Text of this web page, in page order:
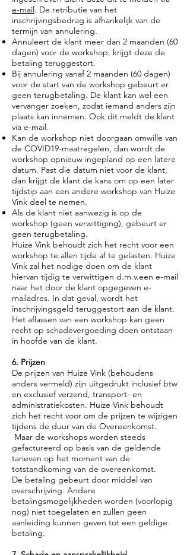
e-mail. De retributie van het
inschrijvingsbedrag is afhankelijk van de
termijn van annulering.
Annuleert de klant meer dan 2 maanden (60
dagen) voor de workshop, krijgt deze de
betaling teruggestort.
Bij annulering vanaf 2 maanden (60 dagen)
voor de start van de workshop gebeurt er
geen terugbetaling. De klant kan wel een
vervanger zoeken, zodat iemand anders zijn
plaats kan innemen. Ook dit meldt de klant
via e-mail.
Kan de workshop niet doorgaan omwille van
de COVID19-maatregelen, dan wordt de
workshop opnieuw ingepland op een latere
datum. Past die datum niet voor de klant,
dan krijgt de klant de kans om op een later
tijdstip aan een andere workshop van Huize
Vink deel te nemen.
Als de klant niet aanwezig is op de
workshop (geen verwittiging), gebeurt er
geen terugbetaling.
Huize Vink behoudt zich het recht voor een
workshop te allen tijde af te gelasten. Huize
Vink zal het nodige doen om de klant
hiervan tijdig te verwittigen d.m.v.een e-mail
naar het door de klant opgegeven e-
mailadres. In dat geval, wordt het
inschrijvingsgeld teruggestort aan de klant.
Het aflassen van een workshop kan geen
recht op schadevergoeding doen ontstaan
in hoofde van de klant.
6. Prijzen
De prijzen van Huize Vink (behoudens
anders vermeld) zijn uitgedrukt inclusief btw
en exclusief verzend, transport- en
administratiekosten. Huize Vink behoudt
zich het recht voor om de prijzen te wijzigen
tijdens de duur van de Overeenkomst.
Maar de workshops worden steeds
gefactureerd op basis van de geldende
tarieven op het moment van de
totstandkoming van de overeenkomst.
De betaling gebeurt door middel van
overschrijving. Andere
betalingsmogelijkheden worden (voorlopig
nog) niet toegelaten en zullen geen
aanleiding kunnen geven tot een geldige
betaling.